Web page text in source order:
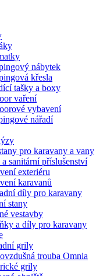
nábytek
křesla
tašky a boxy
vaření
vybavení
nářadí
pro karavany a vany
a sanitární příslušenství
exteriéru
karavanů
díly pro karavany
stany
vestavby
a díly pro karavany
grily
trouba Omnia
grily